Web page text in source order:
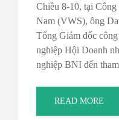
Chiều 8-10, tại
Nam (VWS), ông
Tổng Giám đốc
nghiệp Hội Doanh
nghiệp BNI đến
READ MORE